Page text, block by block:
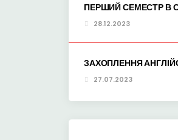
ПЕРШИЙ СЕМЕСТР В
28.12.2023
ЗАХОПЛЕННЯ
27.07.2023